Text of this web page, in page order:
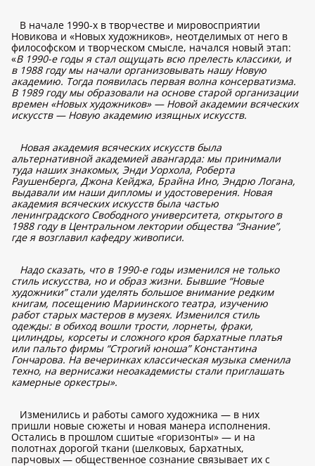
В начале 1990-х в творчестве и мировосприятии
Новикова и «Новых художников», неотделимых от него в
философском и творческом смысле, начался новый этап:
«В 1990-е годы я стал ощущать всю прелесть классики, и
в 1988 году мы начали организовывать нашу Новую
академию. Тогда появилась первая волна консерватизма.
В 1989 году мы образовали на основе старой организации
времен «Новых художников» — Новой академии всяческих
искусств — Новую академию изящных искусств.
Новая академия всяческих искусств была
альтернативной академией авангарда: мы принимали
туда наших знакомых, Энди Уорхола, Роберта
Раушенберга, Джона Кейджа, Брайна Ино, Эндрю Логана,
выдавали им наши дипломы и удостоверения. Новая
академия всяческих искусств была частью
ленинградского Свободного университета, открытого в
1988 году в Центральном лектории общества “Знание”,
где я возглавил кафедру живописи.
Надо сказать, что в 1990-е годы изменился не только
стиль искусства, но и образ жизни. Бывшие “Новые
художники” стали уделять большое внимание редким
книгам, посещению Мариинского театра, изучению
работ старых мастеров в музеях. Изменился стиль
одежды: в обиход вошли трости, лорнеты, фраки,
цилиндры, корсеты и сложного кроя бархатные платья
или пальто фирмы “Строгий юноша” Константина
Гончарова. На вечеринках классическая музыка сменила
техно, на вернисажи неоакадемисты стали приглашать
камерные оркестры».
Изменились и работы самого художника — в них
пришли новые сюжеты и новая манера исполнения.
Остались в прошлом сшитые «горизонты» — и на
полотнах дорогой ткани (шелковых, бархатных,
парчовых — общественное сознание связывает их с